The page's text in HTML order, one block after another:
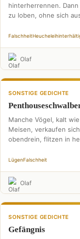
hinterherrennen.
zu loben, ohne sich
FalschheitHeuchelei
Olaf
SONSTIGE GEDICHTE
Manche Vögel, kalt
Meisen, verkaufen
obendrein, flitzen in
LügenFalschheit
Olaf
SONSTIGE GEDICHTE
Gefängnis